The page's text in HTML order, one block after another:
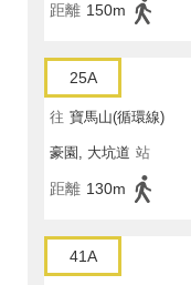
距離 150m
25A
往 寶馬山(循環線)
豪園, 大坑道 站
距離 130m
41A